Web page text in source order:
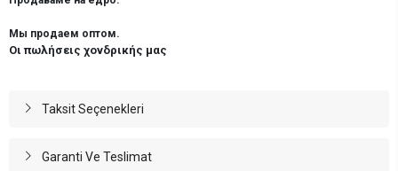
Мы продаем оптом.
Οι πωλήσεις χονδρικής μας
Taksit Seçenekleri
Garanti Ve Teslimat